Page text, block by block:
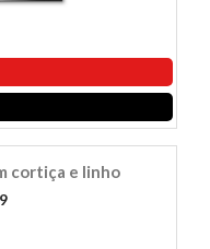
cortiça e linho